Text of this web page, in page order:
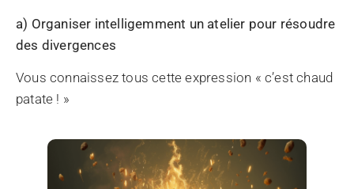
a) Organiser intelligemment un atelier pour résoudre
des divergences
Vous connaissez tous cette expression « c’est chaud
patate ! »